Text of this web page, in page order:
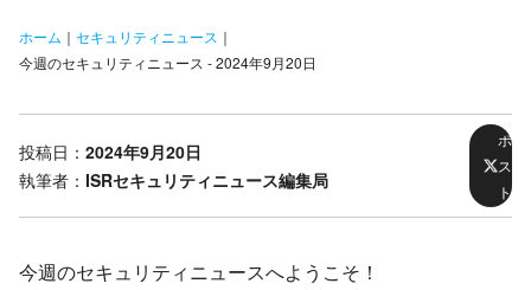
ホーム ｜ セキュリティニュース ｜
今週のセキュリティニュース - 2024年9月20日
投稿日： 2024年9月20日
執筆者： ISRセキュリティニュース編集局
ポ
ス
ト
今週のセキュリティニュースへようこそ！